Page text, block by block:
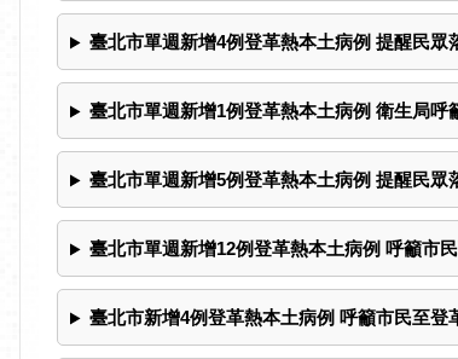
臺北市單週新增4例登革熱本土病例 提醒民
臺北市單週新增1例登革熱本土病例 衛生局
臺北市單週新增5例登革熱本土病例 提醒民
臺北市單週新增12例登革熱本土病例 呼籲市
臺北市新增4例登革熱本土病例 呼籲市民至